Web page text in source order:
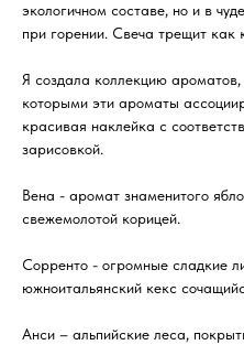
экологичном составе, но и в
при горении. Свеча трещит как
Я создала коллекцию
которыми эти ароматы
красивая наклейка с
зарисовкой.
Вена - аромат знаменитого
свежемолотой корицей.
Сорренто - огромные сладкие
южноитальянский кекс
Анси – альпийские леса,